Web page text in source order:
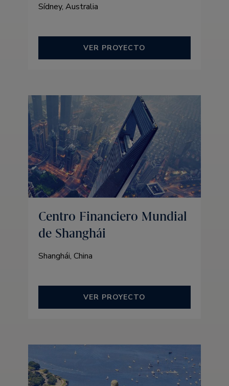
Sídney, Australia
VER PROYECTO
Centro Financiero Mundial
de Shanghái
Shanghái, China
VER PROYECTO